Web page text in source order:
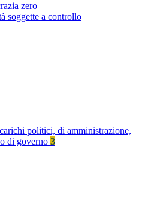
zero
soggette a controllo
politici, di amministrazione,
di governo 3